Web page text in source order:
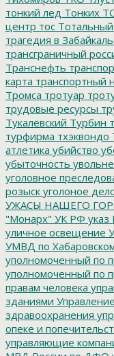
тонкий лед Тонких
центр тос
трагедия в
трансграничный
Транснефть
карта транспортный
Тромса тротуар
трудовые ресурсы
Тукалевский Турбин
турфирма тхэквондо
атлетика убийство
убыточность
уголовное
розыск уголоное
УЖАСЫ НАШЕГО
"Монарх" УК РФ
уличное освещение
УМВД по
уполномоченный по
уполномоченный по
правам человека
зданиями
здравоохранения
опеке и
управляющие